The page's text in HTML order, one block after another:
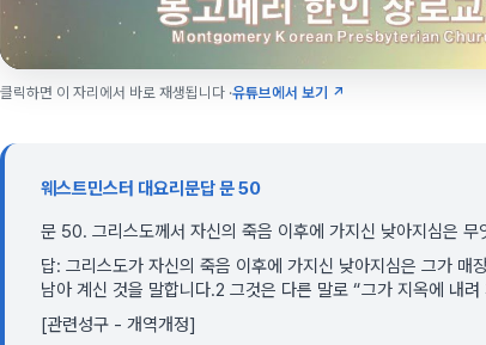
클릭하면 이 자리에서 바로 재생됩니다 ·유튜브에서 보기 ↗
웨스트민스터 대요리문답 문 50
문 50. 그리스도께서 자신의 죽음 이후에 가지신 낮아지심은 무
답: 그리스도가 자신의 죽음 이후에 가지신 낮아지심은 그가 매
남아 계신 것을 말합니다.2 그것은 다른 말로 “그가 지옥에 내
[관련성구 - 개역개정]